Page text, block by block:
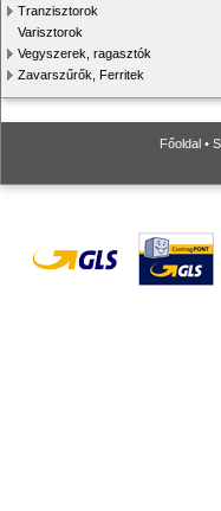
Tranzisztorok
Varisztorok
Vegyszerek, ragasztók
Zavarszűrők, Ferritek
Főoldal •